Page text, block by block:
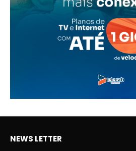
NEWS LETTER